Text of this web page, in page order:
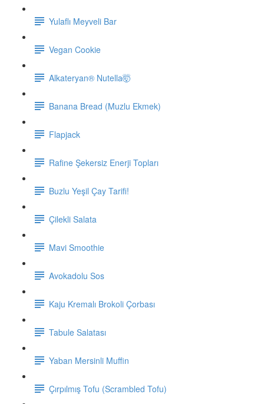
Yulaflı Meyveli Bar
Vegan Cookie
Alkateryan® Nutella🤯
Banana Bread (Muzlu Ekmek)
Flapjack
Rafine Şekersiz Enerji Topları
Buzlu Yeşil Çay Tarifi!
Çilekli Salata
Mavi Smoothie
Avokadolu Sos
Kaju Kremalı Brokoli Çorbası
Tabule Salatası
Yaban Mersinli Muffin
Çırpılmış Tofu (Scrambled Tofu)